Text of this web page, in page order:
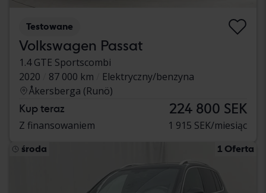
Testowane
Volkswagen Passat
1.4 GTE Sportscombi
2020
87 000 km
Elektryczny/benzyna
Åkersberga (Runö)
Kup teraz 224 800 SEK
Z finansowaniem 1 915 SEK/miesiąc
środa 1 Oferta